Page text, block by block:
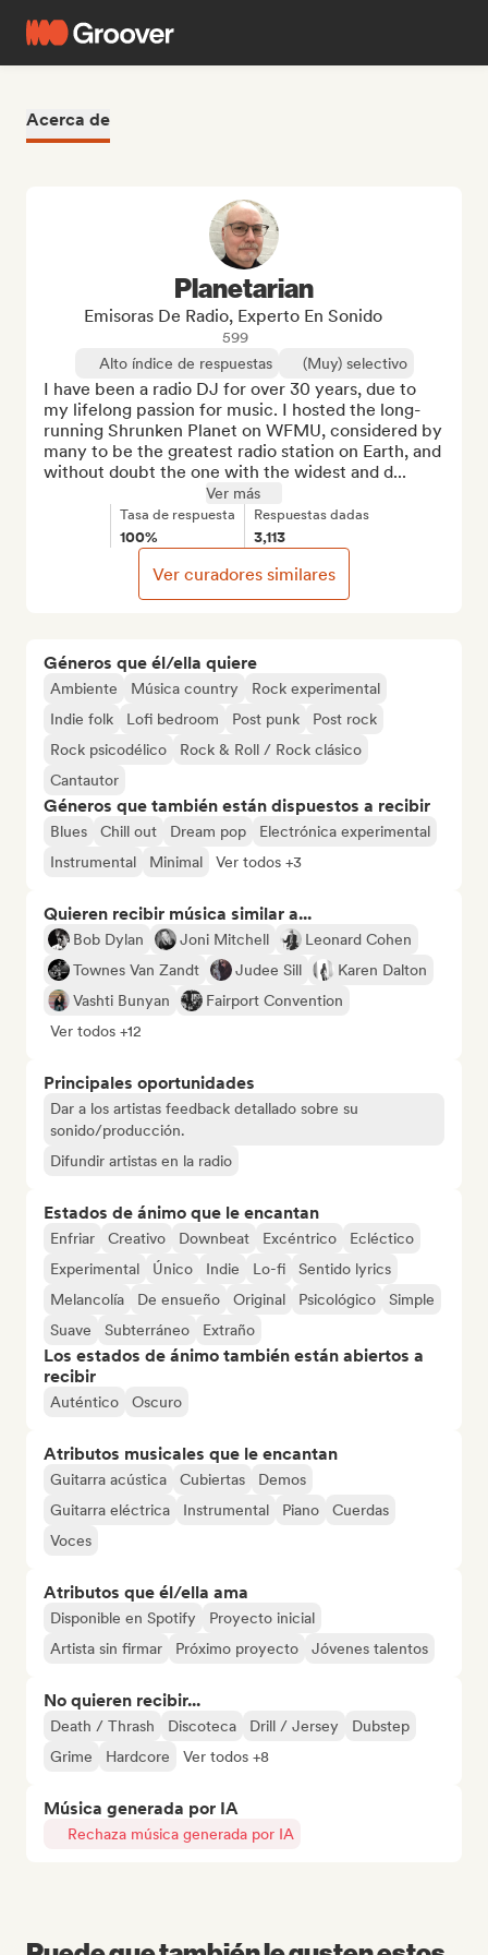
Acerca de
Géneros que él/ella quiere
Ambiente Música country
Rock experimental
Indie folk
Lofi bedroom Post punk
Post rock
Rock psicodélico
Rock & Roll / Rock clásico
Cantautor
Géneros que también están dispuestos a recibir
Blues Chill out Dream pop
Electrónica experimental
Instrumental
Minimal Ver todos +3
Quieren recibir música similar a...
Bob Dylan Joni Mitchell
Leonard Cohen
Townes Van Zandt
Judee Sill
Karen Dalton
Vashti Bunyan
Fairport Convention
Ver todos +12
Principales oportunidades
Dar a los artistas feedback detallado sobre su
sonido/producción.
Difundir artistas en la radio
Estados de ánimo que le encantan
Enfriar Creativo Downbeat Excéntrico
Ecléctico
Experimental
Único Indie Lo-fi
Sentido lyrics
Melancolía
De ensueño Original Psicológico
Simple
Suave
Subterráneo Extraño
Los estados de ánimo también están abiertos a
recibir
Auténtico Oscuro
Atributos musicales que le encantan
Guitarra acústica Cubiertas
Demos
Guitarra eléctrica
Instrumental Piano
Cuerdas
Voces
Atributos que él/ella ama
Disponible en Spotify
Proyecto inicial
Artista sin firmar
Próximo proyecto Jóvenes talentos
No quieren recibir...
Death / Thrash Discoteca Drill / Jersey
Dubstep
Grime
Hardcore Ver todos +8
Música generada por IA
Rechaza música generada por IA
Planetarian
Emisoras De Radio, Experto En Sonido
599
Alto índice de respuestas
(Muy) selectivo
I have been a radio DJ for over 30 years, due to
my lifelong passion for music. I hosted the long-
running Shrunken Planet on WFMU, considered by
many to be the greatest radio station on Earth, and
without doubt the one with the widest and d...
Ver más
Tasa de respuesta
100%
Respuestas dadas
3,113
Ver curadores similares